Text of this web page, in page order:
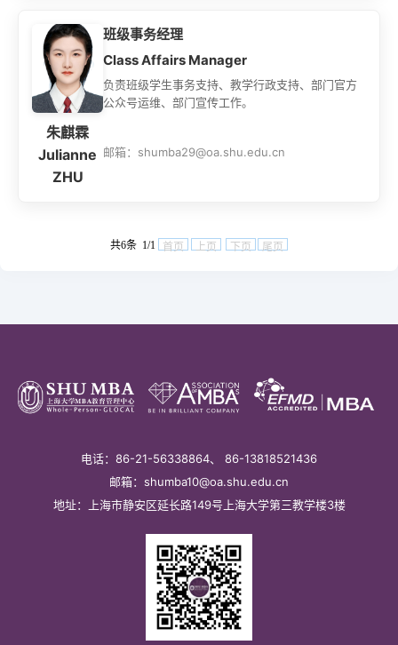
朱麒霖
Julianne
ZHU
​班级事务经理
Class Affairs Manager
负责班级学生事务支持、教学行政支持、部门官方
公众号运维、部门宣传工作。
邮箱：shumba29@oa.shu.edu.cn
共6条 1/1 首页 上页 下页 尾页
电话：86-21-56338864、 86-13818521436
邮箱：shumba10@oa.shu.edu.cn
地址：上海市静安区延长路149号上海大学第三教学楼3楼